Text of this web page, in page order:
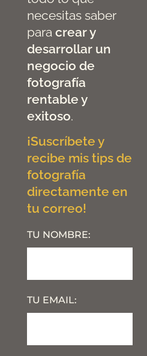
necesitas saber
para crear y
desarrollar un
negocio de
fotografía
rentable y
exitoso.
¡Suscríbete y
recibe mis tips de
fotografía
directamente en
tu correo!
TU NOMBRE:
TU EMAIL: